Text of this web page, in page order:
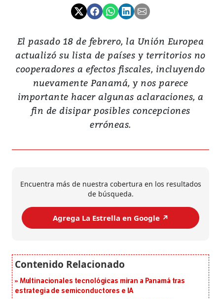
El pasado 18 de febrero, la Unión Europea
actualizó su lista de países y territorios no
cooperadores a efectos fiscales, incluyendo
nuevamente Panamá, y nos parece
importante hacer algunas aclaraciones, a
fin de disipar posibles concepciones
erróneas.
Encuentra más de nuestra cobertura en los resultados
de búsqueda.
Agrega La Estrella en Google ↗️
Multinacionales tecnológicas miran a Panamá tras
estrategia de semiconductores e IA